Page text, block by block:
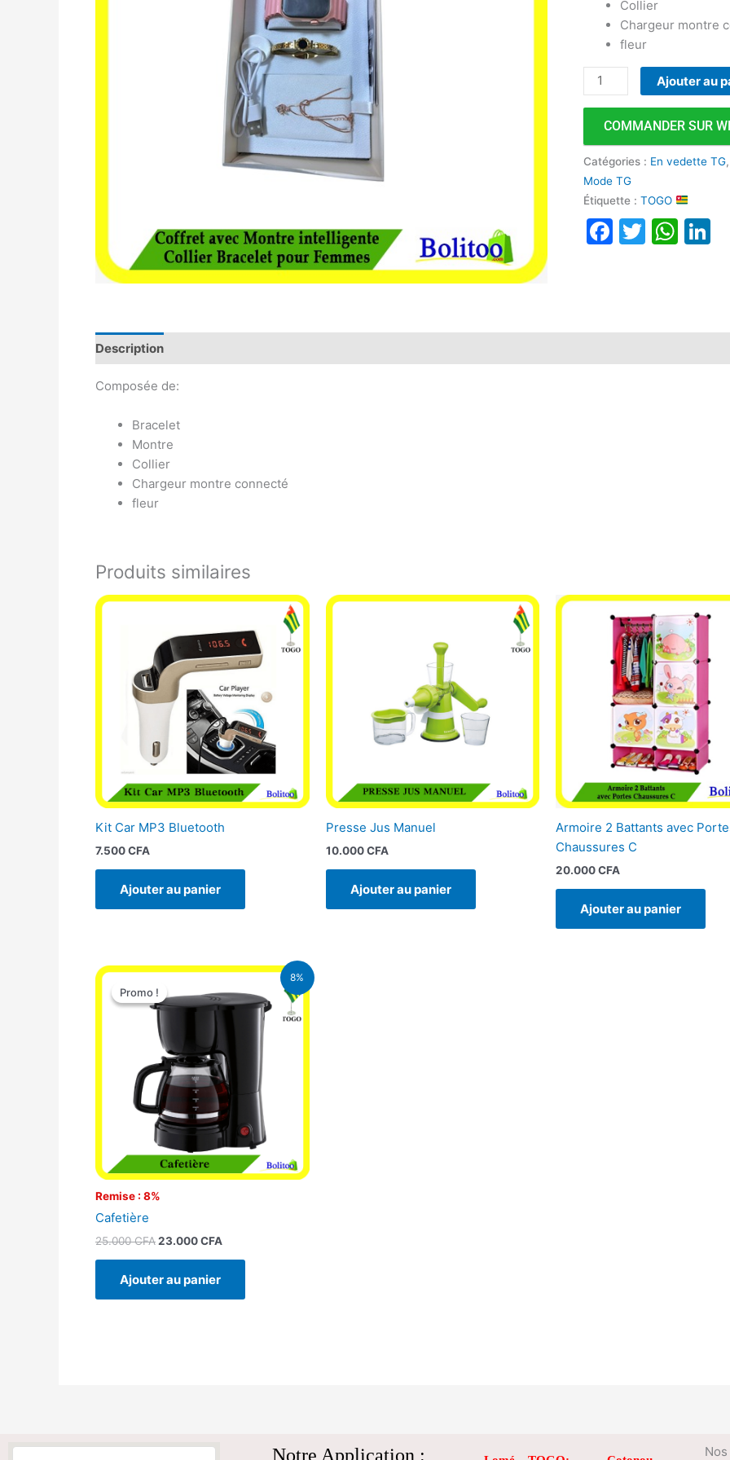
Collier
Chargeur montre
fleur
Ajouter au
COMMANDER SUR
Catégories : En vedette TG,
Mode TG
Étiquette :TOGO
Facebook
Twitter
Description
Composée de:
Bracelet
Montre
Collier
Chargeur montre connecté
fleur
Produits similaires
Kit Car MP3 Bluetooth
7.500CFA
Ajouter au panier
Presse Jus Manuel
10.000CFA
Ajouter au panier
Armoire 2 Battants avec
Chaussures C
20.000CFA
Ajouter au panier
8%
Promo !
Remise : 8%
Promo !
Cafetière
25.000CFA
Le
initial
était :
25.000 CFA.
23.000CFA
Le
actuel
est :
23.000 CFA.
Ajouter au panier
Notre Application :